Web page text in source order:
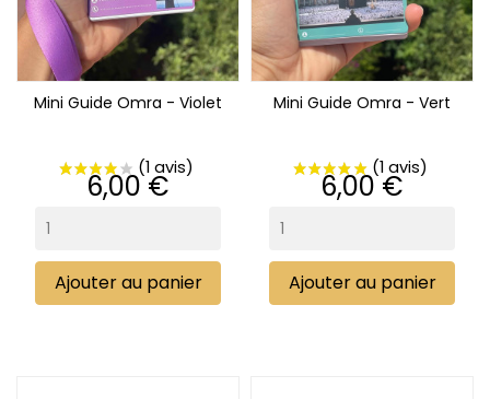
Mini Guide Omra - Violet
Prix
6,00 €
Ajouter au panier
Mini Guide Omra - Vert
Prix
6,00 €
Ajouter au panier